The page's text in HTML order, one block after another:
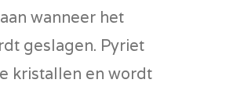
wanneer het
geslagen. Pyriet
kristallen en wordt